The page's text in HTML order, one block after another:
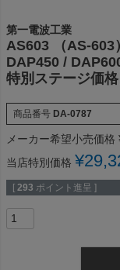
第一電波工業
AS603 （AS-
DAP450 /
特別ステージ価格
商品番号 DA-0787
メーカー希望小売価格
当店特別価格 ¥
[ 293 ポイント進呈 ]